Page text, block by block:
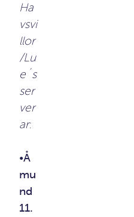
Ha
vsvi
llor
/Lu
e´s
ser
ver
ar:
•Å
mu
nd
11.